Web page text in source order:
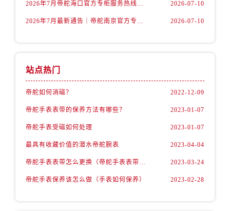
广西壮族自治区贺州市八步区城东街道灵峰南路帝舵售后服务中心（需提前预约）
海南省万宁市万城镇解放路帝舵售后服务中心（需提前预约）
2026年7月帝舵海口官方专柜服务热线大全+客户咨询通道公开 2026-07-10
2026年7月最新通告｜帝舵南京官方专柜服务热线一键获取攻略 2026-07-10
站点热门
帝舵如何消磁？ 2022-12-09
帝舵手表表带的保养方法有哪些？ 2023-01-07
帝舵手表受磁如何处理 2023-01-07
最具有收藏价值的潜水帝舵腕表 2023-04-04
帝舵手表表带怎么更换（帝舵手表表带如何更换) 2023-03-24
帝舵手表保养该怎么做（手表如何保养） 2023-02-28